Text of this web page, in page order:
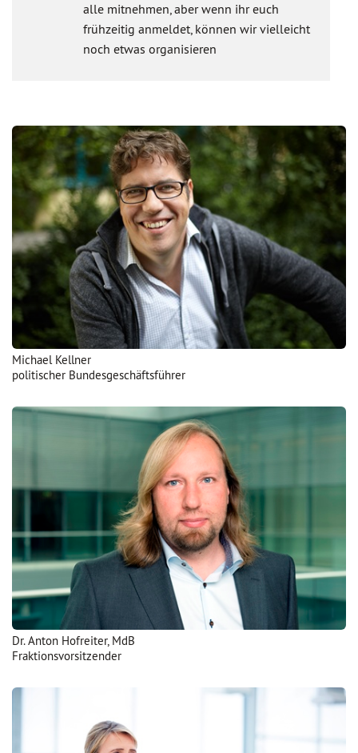
alle mitnehmen, aber wenn ihr euch
frühzeitig anmeldet, können wir vielleicht
noch etwas organisieren
Michael Kellner
politischer Bundesgeschäftsführer
Dr. Anton Hofreiter, MdB
Fraktionsvorsitzender